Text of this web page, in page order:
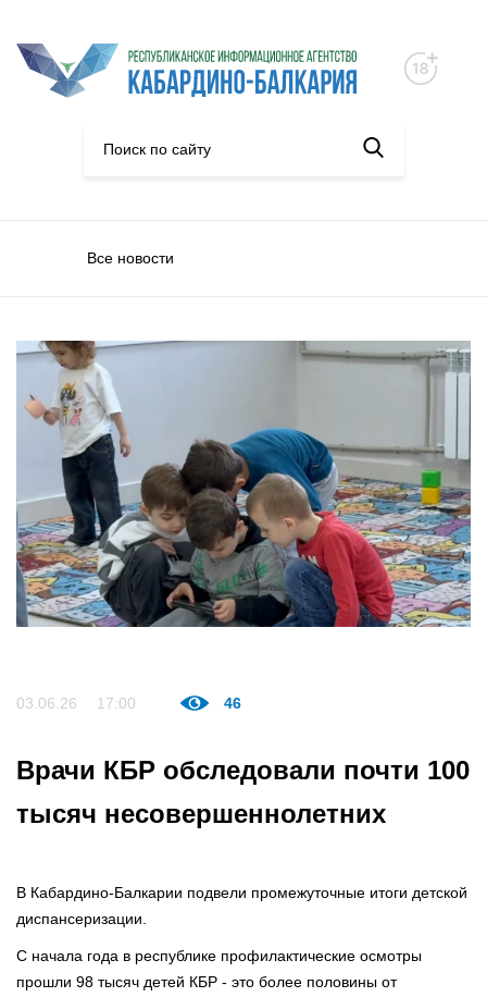
Все новости
Общество
03.06.26 17:00 46
Врачи КБР обследовали почти 100
тысяч несовершеннолетних
В Кабардино-Балкарии подвели промежуточные итоги детской
диспансеризации.
С начала года в республике профилактические осмотры
прошли 98 тысяч детей КБР - это более половины от